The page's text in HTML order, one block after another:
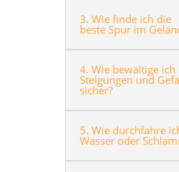
3. Wie finde ich die
beste Spur im
4. Wie bewältige ich
Steigungen und
sicher?
5. Wie durchfahre
Wasser oder